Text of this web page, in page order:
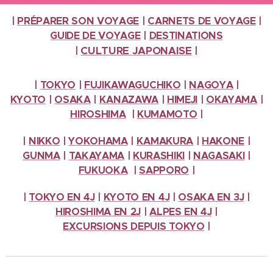
PRÉPARER SON VOYAGE CARNETS DE VOYAGE|
GUIDE DE VOYAGE| DESTINATIONS
CULTURE JAPONAISE |
TOKYO FUJIKAWAGUCHIKO NAGOYA|
KYOTO
OSAKA| KANAZAWA HIMEJI OKAYAMA|
HIROSHIMA| KUMAMOTO
NIKKO |YOKOHAMA| KAMAKURA HAKONE
GUNMA| TAKAYAMA| KURASHIKI NAGASAKI|
FUKUOKA|SAPPORO
TOKYO EN 4J KYOTO EN 4J OSAKA EN 3J
HIROSHIMA EN 2J
|ALPES EN 4J
EXCURSIONS DEPUIS TOKYO